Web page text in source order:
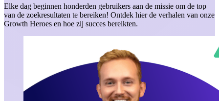
Elke dag beginnen honderden gebruikers aan de missie om de top
van de zoekresultaten te bereiken! Ontdek hier de verhalen van onze
Growth Heroes en hoe zij succes bereikten.